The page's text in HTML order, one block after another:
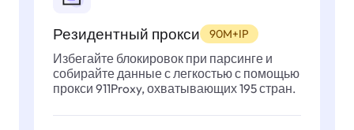
Резидентный прокси 90M+IP
Избегайте блокировок при парсинге и
собирайте данные с легкостью с помощью
прокси 911Proxy, охватывающих 195 стран.